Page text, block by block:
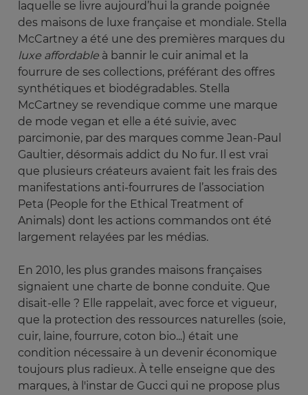
laquelle se livre aujourd’hui la grande poignée
des maisons de luxe française et mondiale. Stella
McCartney a été une des premières marques du
luxe affordable à bannir le cuir animal et la
fourrure de ses collections, préférant des offres
synthétiques et biodégradables. Stella
McCartney se revendique comme une marque
de mode vegan et elle a été suivie, avec
parcimonie, par des marques comme Jean-Paul
Gaultier, désormais addict du No fur. Il est vrai
que plusieurs créateurs avaient fait les frais des
manifestations anti-fourrures de l’association
Peta (People for the Ethical Treatment of
Animals) dont les actions commandos ont été
largement relayées par les médias.
En 2010, les plus grandes maisons françaises
signaient une charte de bonne conduite. Que
disait-elle ? Elle rappelait, avec force et vigueur,
que la protection des ressources naturelles (soie,
cuir, laine, fourrure, coton bio...) était une
condition nécessaire à un devenir économique
toujours plus radieux. À telle enseigne que des
marques, à l'instar de Gucci qui ne propose plus